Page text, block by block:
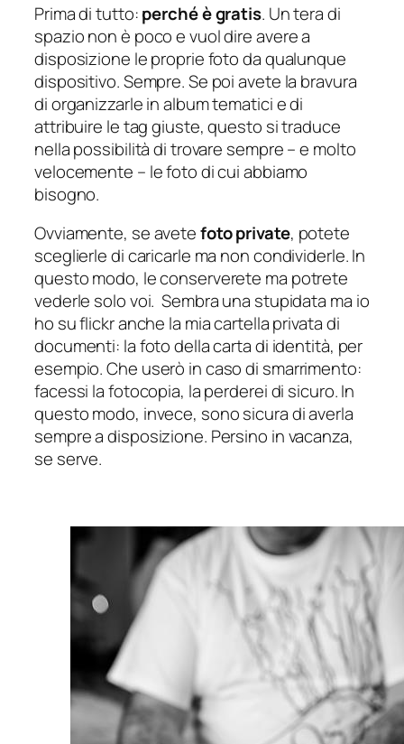
Prima di tutto:perché è gratis. Un tera di
spazio non è poco e vuol dire avere a
disposizione le proprie foto da qualunque
dispositivo. Sempre. Se poi avete la bravura
di organizzarle in album tematici e di
attribuire le tag giuste, questo si traduce
nella possibilità di trovare sempre – e molto
velocemente – le foto di cui abbiamo
bisogno.
Ovviamente, se avetefoto private, potete
sceglierle di caricarle ma non condividerle. In
questo modo, le conserverete ma potrete
vederle solo voi. Sembra una stupidata ma io
ho su flickr anche la mia cartella privata di
documenti: la foto della carta di identità, per
esempio. Che userò in caso di smarrimento:
facessi la fotocopia, la perderei di sicuro. In
questo modo, invece, sono sicura di averla
sempre a disposizione. Persino in vacanza,
se serve.